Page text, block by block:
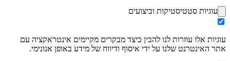
עוגיות סטטיסטיקות וביצועים
עוגיות אלו עוזרות לנו להבין כיצד מבקרים מקיימים אינטראקציה עם
אתר האינטרנט שלנו על ידי איסוף ודיווח של מידע באופן אנונימי.